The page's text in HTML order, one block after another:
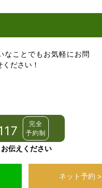
完全
予約制
伝えください
ネット予約 >